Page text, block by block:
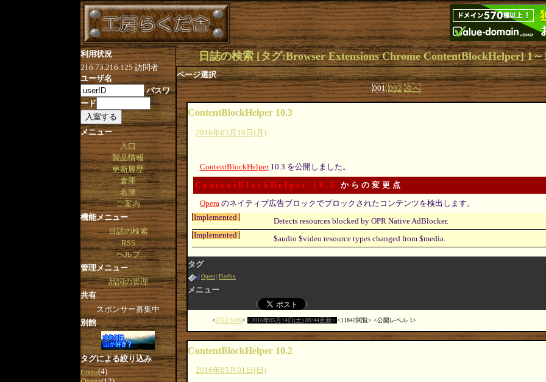
日誌の検索 [タグ:Browser Extensions Chrome ContentBlockHelper] 1～
ページ選択
001 002 次へ
ContentBlockHelper 10.3
2016年05月16日(月)
ContentBlockHelper10.3 を公開しました。
ContentBlockHelper 10.2 からの変更点
Operaのネイティブ広告ブロックでブロックされたコンテンツを検出します。
Implemented
Detects resources blocked by OPR Native AdBlocker.
Implemented
$audio $video resource types changed from $media.
タグ
Opera Firefox
メニュー
日記:3396 2016年05月14日(土) 09:44更新 11842閲覧 公開レベル 1
ContentBlockHelper 10.2
2016年05月01日(日)
利用状況
216.73.216.125訪問者
ユーザ名
パスワ
ード
メニュー
入口
製品情報
更新履歴
倉庫
名簿
ご案内
機能メニュー
日誌の検索
RSS
ヘルプ
管理メニュー
品詞の管理
共有
スポンサー募集中
別館
タグによる絞り込み
Firefox(4)